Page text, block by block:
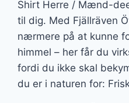
Shirt Herre / Mænd-
til dig. Med Fjällräven
nærmere på at kunne
himmel – her får du
fordi du ikke skal
du er i naturen for: